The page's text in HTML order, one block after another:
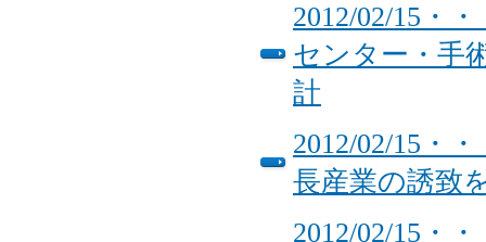
2012/02/15・
センター・手
計
2012/02/15・
長産業の誘
2012/02/15・